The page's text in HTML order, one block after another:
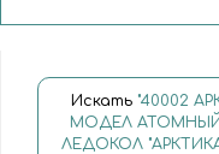
Искать "40002
МОДЕЛ АТОМНЫЙ
ЛЕДОКОЛ